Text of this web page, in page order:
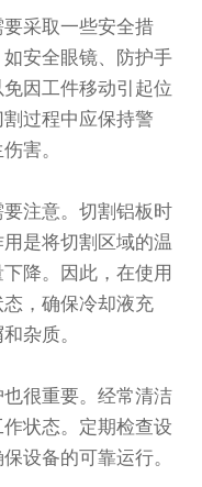
采取一些安全措
安全眼镜、防护手
因工件移动引起位
过程中应保持警
害。
注意。切割铝板时
是将切割区域的温
降。因此，在使用
，确保冷却液充
杂质。
很重要。经常清洁
状态。定期检查设
设备的可靠运行。